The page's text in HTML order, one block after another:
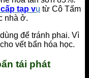
tạp vụ từ Cô Tấm
nhà ở.
để tránh phai. Vì
vết bẩn hóa học.
tái phát